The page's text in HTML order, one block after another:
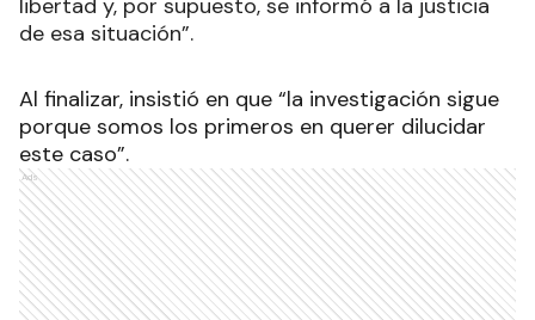
libertad y, por supuesto, se informó a la justicia
de esa situación”.
Al finalizar, insistió en que “la investigación sigue
porque somos los primeros en querer dilucidar
este caso”.
Ads